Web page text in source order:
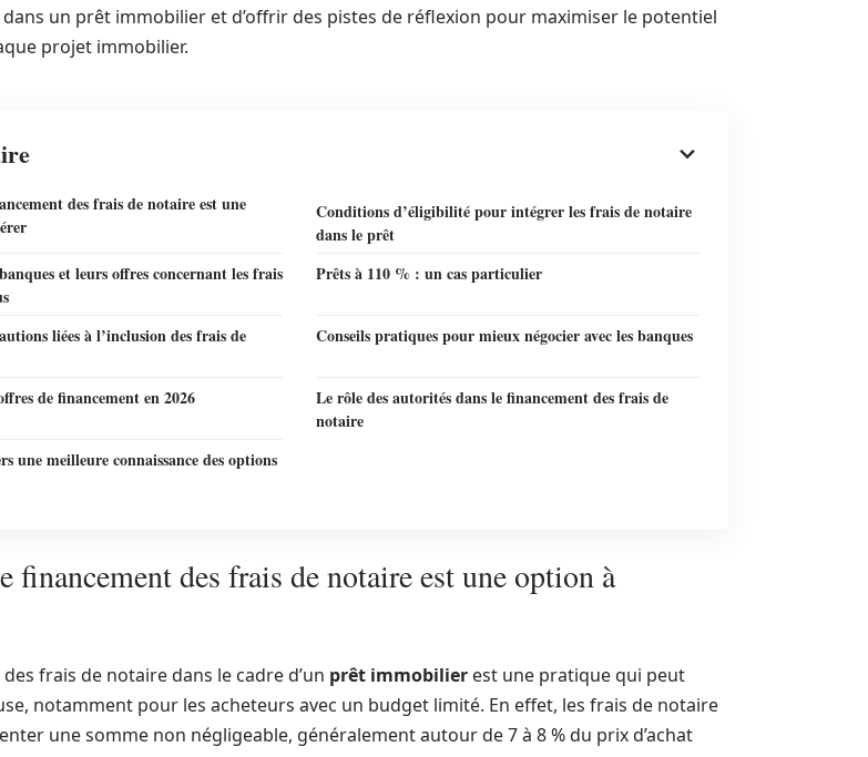
un prêt immobilier et d’offrir des pistes de réflexion pour maximiser le potentiel
projet immobilier.
des frais de notaire est une
Conditions d’éligibilité pour intégrer les frais de notaire
dans le prêt
et leurs offres concernant les frais
Prêts à 110 % : un cas particulier
liées à l’inclusion des frais de
Conseils pratiques pour mieux négocier avec les banques
de financement en 2026
Le rôle des autorités dans le financement des frais de
notaire
une meilleure connaissance des options
financement des frais de notaire est une option à
frais de notaire dans le cadre d’un prêt immobilier est une pratique qui peut
notamment pour les acheteurs avec un budget limité. En effet, les frais de notaire
une somme non négligeable, généralement autour de 7 à 8 % du prix d’achat